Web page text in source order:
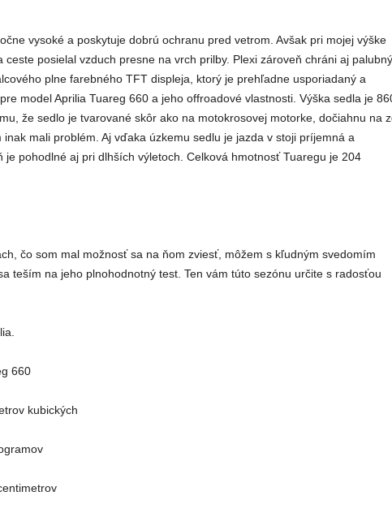
vysoké a poskytuje dobrú ochranu pred vetrom. Avšak pri mojej výške
ceste posielal vzduch presne na vrch prilby. Plexi zároveň chráni aj palubný
plne farebného TFT displeja, ktorý je prehľadne usporiadaný a
model Aprilia Tuareg 660 a jeho offroadové vlastnosti. Výška sedla je
že sedlo je tvarované skôr ako na motokrosovej motorke, dočiahnu na
mali problém. Aj vďaka úzkemu sedlu je jazda v stoji príjemná a
je pohodlné aj pri dlhších výletoch. Celková hmotnosť Tuaregu je 204
čo som mal možnosť sa na ňom zviesť, môžem s kľudným svedomím
teším na jeho plnohodnotný test. Ten vám túto sezónu určite s radosťou
660
kubických